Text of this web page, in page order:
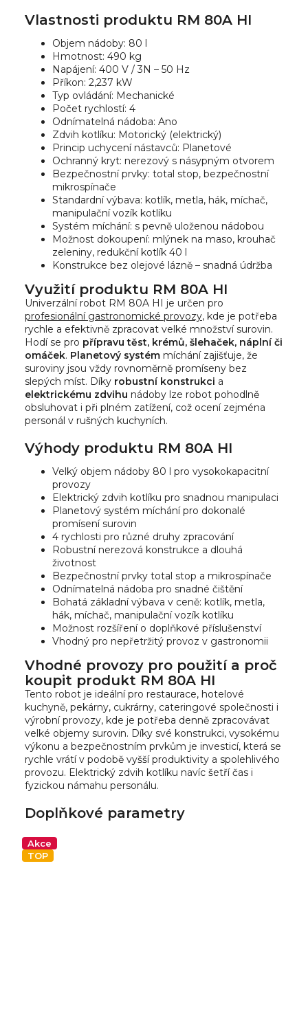
Vlastnosti produktu RM 80A HI
Objem nádoby: 80 l
Hmotnost: 490 kg
Napájení: 400 V / 3N – 50 Hz
Příkon: 2,237 kW
Typ ovládání: Mechanické
Počet rychlostí: 4
Odnímatelná nádoba: Ano
Zdvih kotlíku: Motorický (elektrický)
Princip uchycení nástavců: Planetové
Ochranný kryt: nerezový s násypným otvorem
Bezpečnostní prvky: total stop, bezpečnostní
mikrospínače
Standardní výbava: kotlík, metla, hák, míchač,
manipulační vozík kotlíku
Systém míchání: s pevně uloženou nádobou
Možnost dokoupení: mlýnek na maso, krouhač
zeleniny, redukční kotlík 40 l
Konstrukce bez olejové lázně – snadná údržba
Využití produktu RM 80A HI
Univerzální robot RM 80A HI je určen pro
profesionální gastronomické provozy, kde je potřeba
rychle a efektivně zpracovat velké množství surovin.
Hodí se pro přípravu těst, krémů, šlehaček, náplní či
omáček. Planetový systém míchání zajišťuje, že
suroviny jsou vždy rovnoměrně promíseny bez
slepých míst. Díky robustní konstrukci a
elektrickému zdvihu nádoby lze robot pohodlně
obsluhovat i při plném zatížení, což ocení zejména
personál v rušných kuchyních.
Výhody produktu RM 80A HI
Velký objem nádoby 80 l pro vysokokapacitní
provozy
Elektrický zdvih kotlíku pro snadnou manipulaci
Planetový systém míchání pro dokonalé
promísení surovin
4 rychlosti pro různé druhy zpracování
Robustní nerezová konstrukce a dlouhá
životnost
Bezpečnostní prvky total stop a mikrospínače
Odnímatelná nádoba pro snadné čištění
Bohatá základní výbava v ceně: kotlík, metla,
hák, míchač, manipulační vozík kotlíku
Možnost rozšíření o doplňkové příslušenství
Vhodný pro nepřetržitý provoz v gastronomii
Vhodné provozy pro použití a proč
koupit produkt RM 80A HI
Tento robot je ideální pro restaurace, hotelové
kuchyně, pekárny, cukrárny, cateringové společnosti i
výrobní provozy, kde je potřeba denně zpracovávat
velké objemy surovin. Díky své konstrukci, vysokému
výkonu a bezpečnostním prvkům je investicí, která se
rychle vrátí v podobě vyšší produktivity a spolehlivého
provozu. Elektrický zdvih kotlíku navíc šetří čas i
fyzickou námahu personálu.
Doplňkové parametry
Akce
TOP